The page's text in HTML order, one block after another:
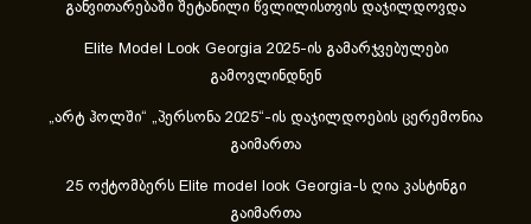
განვითარებაში შეტანილი წვლილისთვის დაჯილდოვდა
Elite Model Look Georgia 2025-ის გამარჯვებულები
გამოვლინდნენ
„არტ ჰოლში“ „პერსონა 2025“-ის დაჯილდოების ცერემონია
გაიმართა
25 ოქტომბერს Elite model look Georgia-ს ღია კასტინგი
გაიმართა